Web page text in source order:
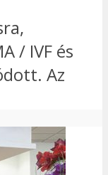
/ IVF és
Az